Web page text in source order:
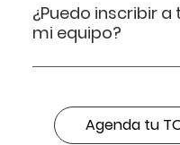
total de 24 a 48
dependiendo de tu
¿Puedo inscribir a
mi equipo?
Sí. Ofrecemos
corporativos.
Agenda tu